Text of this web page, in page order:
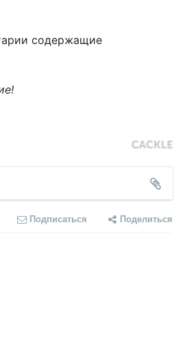
содержащие
Подписаться Поделиться